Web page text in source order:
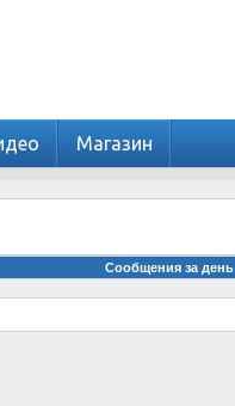
Магазин
Сообщения за день